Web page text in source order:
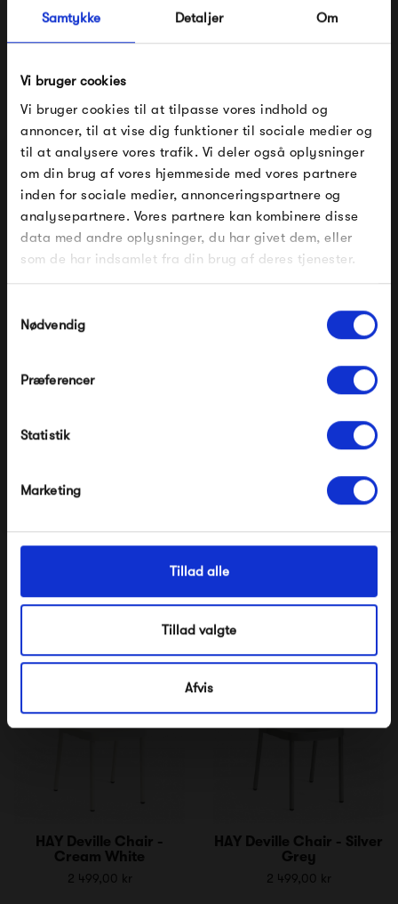
Samtykke Detaljer Om
Vi bruger cookies
Vi bruger cookies til at tilpasse vores indhold og
annoncer, til at vise dig funktioner til sociale medier og
til at analysere vores trafik. Vi deler også oplysninger
om din brug af vores hjemmeside med vores partnere
inden for sociale medier, annonceringspartnere og
analysepartnere. Vores partnere kan kombinere disse
data med andre oplysninger, du har givet dem, eller
som de har indsamlet fra din brug af deres tjenester.
Nødvendig
Præferencer
Statistik
Marketing
Tillad alle
Tillad valgte
Afvis
HAY Deville Armchair -
Silver Grey
HAY Deville Armchair -
Anthracite
Thyme Green
HAY Deville Chair - Iron
Red
HAY Deville Chair -
Cream White
2 499,00 kr
HAY Deville Chair - Silver
Grey
2 499,00 kr
FÅ 10% PÅ DIN NÆSTE ORDRE
Indtast din e-mail, så sender vi rabatkoden til dig på
mail. Minimumsbeløb er 499 kr. for at indløse
rabatten.
Gælder ikke på produkter fra Fermob, File Under
*Ved at tilmelde dig accepterer du at modtage e-